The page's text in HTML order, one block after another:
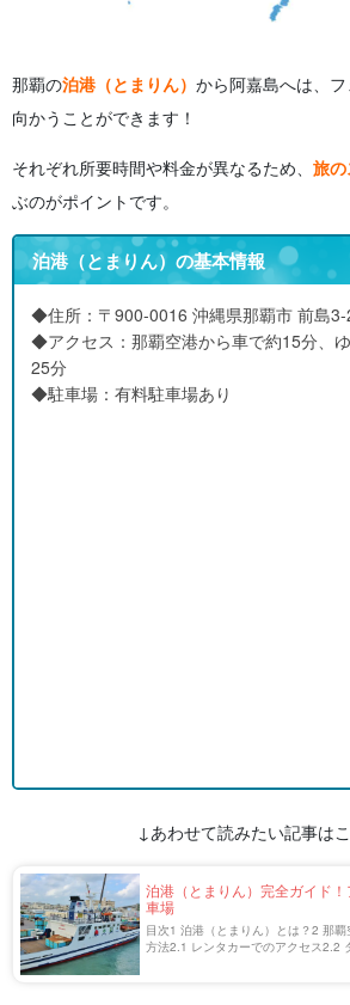
那覇の泊港（とまりん） から阿嘉島へは、
向かうことができます！
それぞれ所要時間や料金が異なるため、 旅
ぶのがポイントです。
泊港（とまりん）の基本情報
◆住所：〒900-0016 沖縄県那覇市 前島3-
◆アクセス：那覇空港から車で約15分、
25分
◆駐車場：有料駐車場あり
↓あわせて読みたい記事は
泊港（とまりん）完全ガイド
車場
目次1 泊港（とまりん）とは？2 那
方法2.1 レンタカーでのアクセス2.2